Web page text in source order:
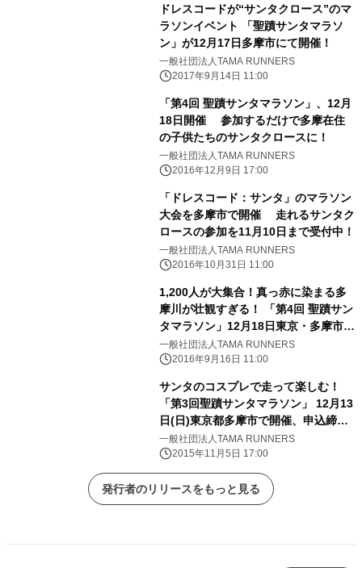
ドレスコードが“サンタクロース”のマ
ラソンイベント 「聖蹟サンタマラソ
ン」が12月17日多摩市にて開催！
一般社団法人TAMA RUNNERS
2017年9月14日 11:00
「第4回 聖蹟サンタマラソン」、12月
18日開催 参加するだけで多摩在住
の子供たちのサンタクロースに！
一般社団法人TAMA RUNNERS
2016年12月9日 17:00
「ドレスコード：サンタ」のマラソン
大会を多摩市で開催 走れるサンタク
ロースの参加を11月10日まで受付中！
一般社団法人TAMA RUNNERS
2016年10月31日 11:00
1,200人が大集合！真っ赤に染まる多
摩川が壮観すぎる！ 「第4回 聖蹟サン
タマラソン」12月18日東京・多摩市に
て開催
一般社団法人TAMA RUNNERS
2016年9月16日 11:00
サンタのコスプレで走って楽しむ！
「第3回聖蹟サンタマラソン」 12月13
日(日)東京都多摩市で開催、申込締切
間近！ ～地元飲食店オーナーも大集
合のフードフェスも同時開催～
一般社団法人TAMA RUNNERS
2015年11月5日 17:00
発行者のリリースをもっと見る